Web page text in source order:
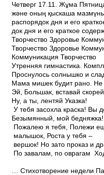
Четверг 17.11. Жұма Пятница
және оның қыскаша
распорядок дня и его
док дня и его краткое
Творчество Здоровье
Творчество Здоровье
Коммуникация Творчество
Утренняя гимнастика.
Проснулось солнышко и
Мама мишек будит рано. Не
Эй, Большак, вставай
Ну, а ты, лентяй Указка!
У тебя засохла краска!
Безымянный, мой
Пожалею я тебя, Полежи
малышок, Роста у тебя –
вершок! Но зато проказ и
По завалам, по оврагам
Любит мишка
… Стихотворение недели